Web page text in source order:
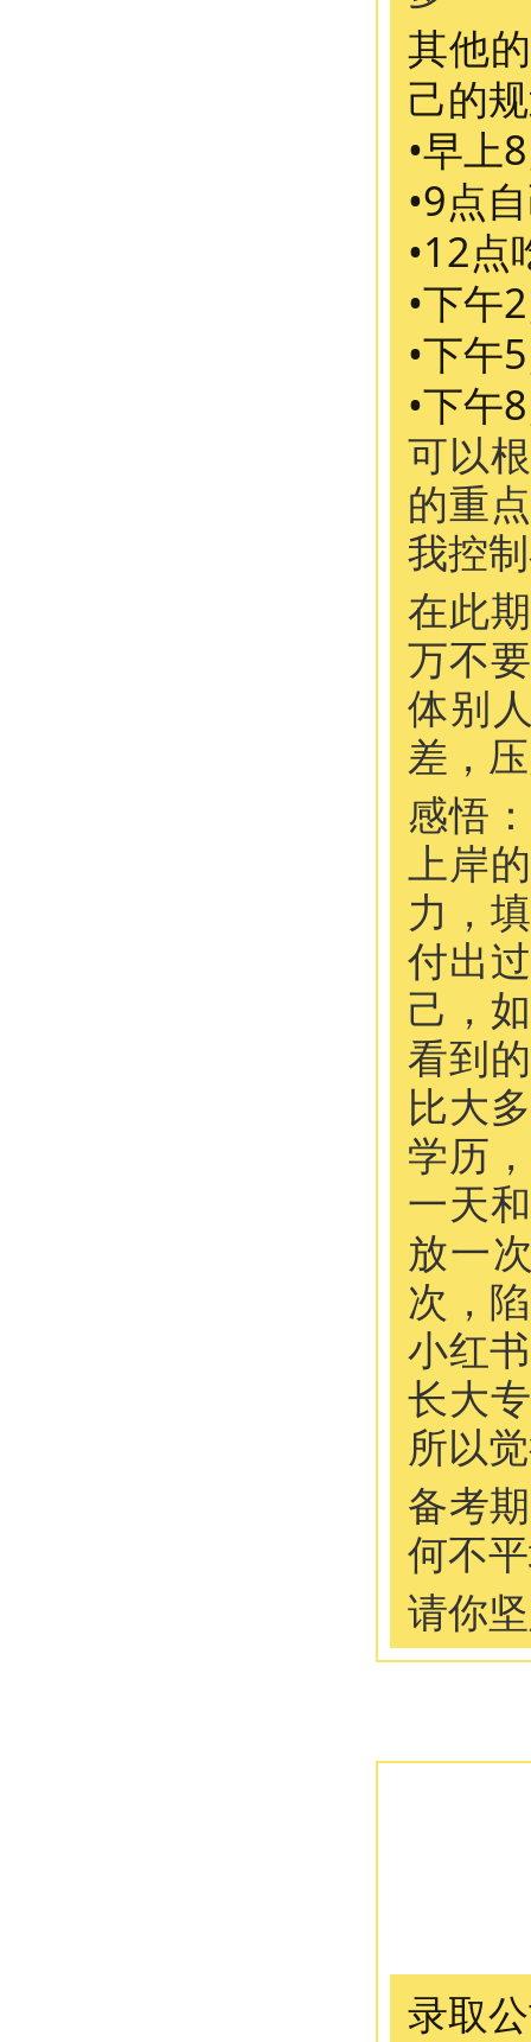
其他
己的
•早上
•9点
•12点
•下午
•下午
•下午
可以
的重
我控
在此
万不
体别
差，
感悟
上岸
力，
付出
己，
看到
比大
学历
一天
放一
次，
小红
长大
所以
备考
何不
请你
录取